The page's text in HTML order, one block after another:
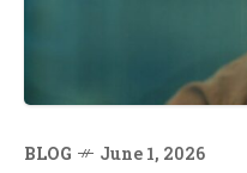
BLOG June 1, 2026